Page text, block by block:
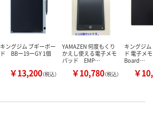
カゴへ
キングジム ブギーボー
ド BBー19ーGY 1個
￥13,200（税込）
YAMAZEN 何度もくり
かえし使える電子メモ
パッド EMP…
￥10,780（税込）
キングジ
ド 電子メ
Board…
￥